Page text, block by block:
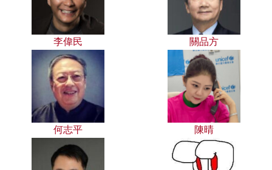
李偉民 關品方
何志平 陳晴